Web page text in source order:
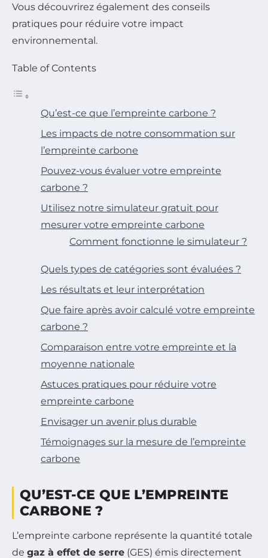
Vous découvrirez également des conseils
pratiques pour réduire votre impact
environnemental.
Table of Contents
Qu’est-ce que l’empreinte carbone ?
Les impacts de notre consommation sur
l’empreinte carbone
Pouvez-vous évaluer votre empreinte
carbone ?
Utilisez notre simulateur gratuit pour
mesurer votre empreinte carbone
Comment fonctionne le simulateur ?
Quels types de catégories sont évaluées ?
Les résultats et leur interprétation
Que faire après avoir calculé votre empreinte
carbone ?
Comparaison entre votre empreinte et la
moyenne nationale
Astuces pratiques pour réduire votre
empreinte carbone
Envisager un avenir plus durable
Témoignages sur la mesure de l’empreinte
carbone
QU’EST-CE QUE L’EMPREINTE
CARBONE ?
L’empreinte carbone représente la quantité totale
de gaz à effet de serre (GES) émis directement